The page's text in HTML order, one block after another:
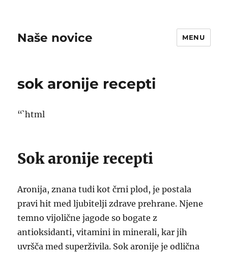
Naše novice MENU
sok aronije recepti
“`html
Sok aronije recepti
Aronija, znana tudi kot črni plod, je postala
pravi hit med ljubitelji zdrave prehrane. Njene
temno vijolične jagode so bogate z
antioksidanti, vitamini in minerali, kar jih
uvršča med superživila. Sok aronije je odlična